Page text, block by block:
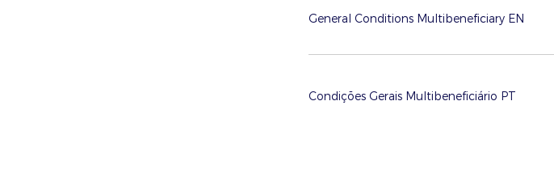
General Conditions Multibeneficiary EN
Condições Gerais Multibeneficiário PT